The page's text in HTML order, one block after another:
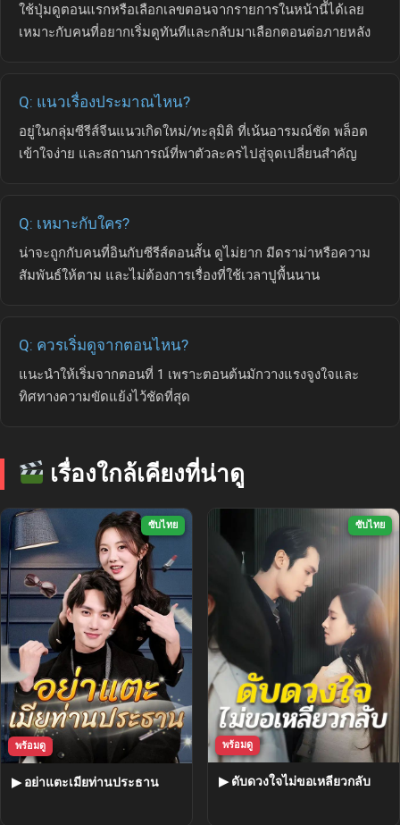
ใช้ปุ่มดูตอนแรกหรือเลือกเลขตอนจากรายการในหน้านี้ได้เลย
เหมาะกับคนที่อยากเริ่มดูทันทีและกลับมาเลือกตอนต่อภายหลัง
Q: แนวเรื่องประมาณไหน?
อยู่ในกลุ่มซีรีส์จีนแนวเกิดใหม่/ทะลุมิติ ที่เน้นอารมณ์ชัด พล็อต
เข้าใจง่าย และสถานการณ์ที่พาตัวละครไปสู่จุดเปลี่ยนสำคัญ
Q: เหมาะกับใคร?
น่าจะถูกกับคนที่อินกับซีรีส์ตอนสั้น ดูไม่ยาก มีดราม่าหรือความ
สัมพันธ์ให้ตาม และไม่ต้องการเรื่องที่ใช้เวลาปูพื้นนาน
Q: ควรเริ่มดูจากตอนไหน?
แนะนำให้เริ่มจากตอนที่ 1 เพราะตอนต้นมักวางแรงจูงใจและ
ทิศทางความขัดแย้งไว้ชัดที่สุด
เรื่องใกล้เคียงที่น่าดู
ซับไทย
พร้อมดู
▶ อย่าแตะเมียท่านประธาน
ซับไทย
พร้อมดู
▶ ดับดวงใจไม่ขอเหลียวกลับ